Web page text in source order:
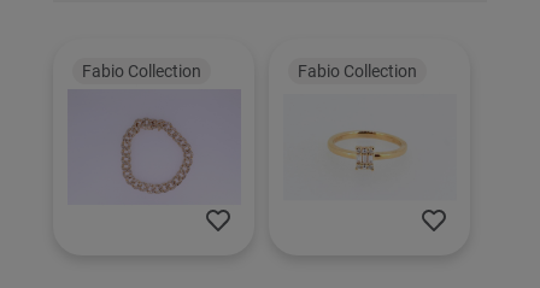
Fabio Collection Fabio Collection